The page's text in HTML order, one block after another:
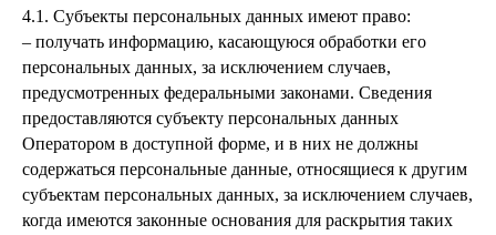
4.1. Субъекты персональных данных имеют право:
– получать информацию, касающуюся обработки его
персональных данных, за исключением случаев,
предусмотренных федеральными законами. Сведения
предоставляются субъекту персональных данных
Оператором в доступной форме, и в них не должны
содержаться персональные данные, относящиеся к другим
субъектам персональных данных, за исключением случаев,
когда имеются законные основания для раскрытия таких